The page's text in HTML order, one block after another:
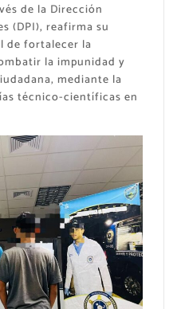
de la Dirección
(DPI), reafirma su
de fortalecer la
la impunidad y
mediante la
técnico-científicas en